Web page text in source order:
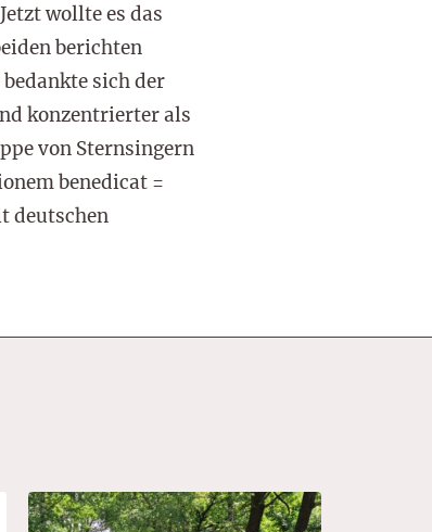
wollte es das
berichten
sich der
konzentrierter als
von Sternsingern
benedicat =
deutschen